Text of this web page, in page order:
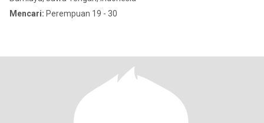
Mencari: Perempuan 19 - 30